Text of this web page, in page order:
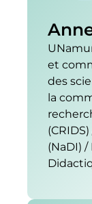
et
des
la
(NaDI)